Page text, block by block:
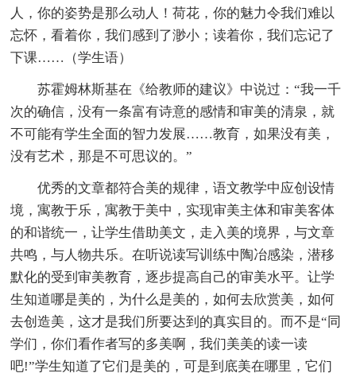
人，你的姿势是那么动人！荷花，你的魅力令我们难以
忘怀，看着你，我们感到了渺小；读着你，我们忘记了
下课……（学生语）
苏霍姆林斯基在《给教师的建议》中说过：“我一千
次的确信，没有一条富有诗意的感情和审美的清泉，就
不可能有学生全面的智力发展……教育，如果没有美，
没有艺术，那是不可思议的。”
优秀的文章都符合美的规律，语文教学中应创设情
境，寓教于乐，寓教于美中，实现审美主体和审美客体
的和谐统一，让学生借助美文，走入美的境界，与文章
共鸣，与人物共乐。在听说读写训练中陶冶感染，潜移
默化的受到审美教育，逐步提高自己的审美水平。让学
生知道哪是美的，为什么是美的，如何去欣赏美，如何
去创造美，这才是我们所要达到的真实目的。而不是“同
学们，你们看作者写的多美啊，我们美美的读一读
吧!”学生知道了它们是美的，可是到底美在哪里，它们